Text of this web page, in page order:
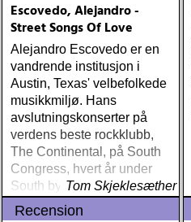
Escovedo, Alejandro -
Street Songs Of Love
Alejandro Escovedo er en
vandrende institusjon i
Austin, Texas' velbefolkede
musikkmiljø. Hans
avslutningskonserter på
verdens beste rockklubb,
The Continental, på South
Congress, hvert år under
South by South West, er så
nærme essensen i rock det
Tom Skjeklesæther
Recension